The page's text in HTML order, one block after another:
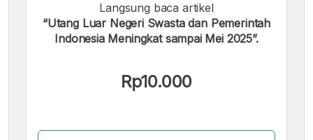
Langsung baca artikel
“Utang Luar Negeri Swasta dan Pemerintah
Indonesia Meningkat sampai Mei 2025”.
Rp10.000
Kami menerima pembayaran berikut: